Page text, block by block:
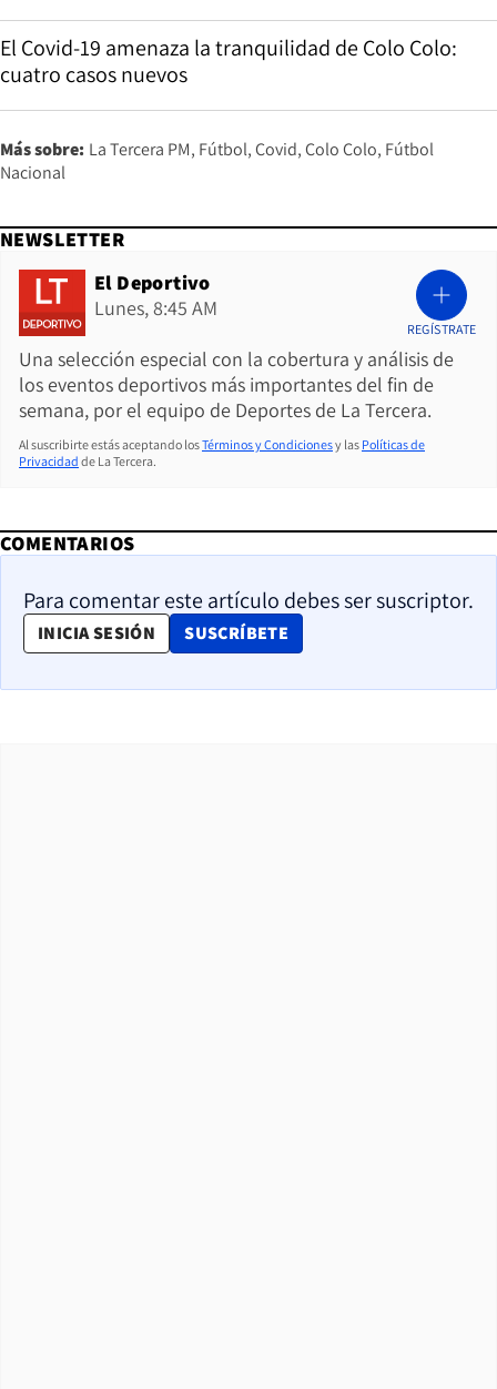
El Covid-19 amenaza la tranquilidad de Colo Colo:
cuatro casos nuevos
Más sobre: La Tercera PM Fútbol Covid Colo Colo Fútbol
Nacional
NEWSLETTER
El Deportivo
Lunes, 8:45 AM
Una selección especial con la cobertura y análisis de
los eventos deportivos más importantes del fin de
semana, por el equipo de Deportes de La Tercera.
REGÍSTRATE
Al suscribirte estás aceptando losTérminos y Condicionesy las Políticas de
Privacidad de La Tercera.
COMENTARIOS
Para comentar este artículo debes ser suscriptor.
INICIA SESIÓN SUSCRÍBETE
OPENS IN NEW WINDOW